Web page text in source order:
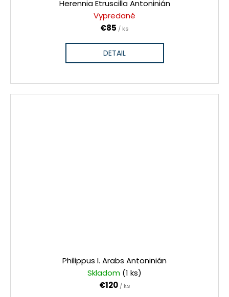
Herennia Etruscilla Antoninián
Vypredané
€85 / ks
DETAIL
Philippus I. Arabs Antoninián
Skladom (1 ks)
€120 / ks